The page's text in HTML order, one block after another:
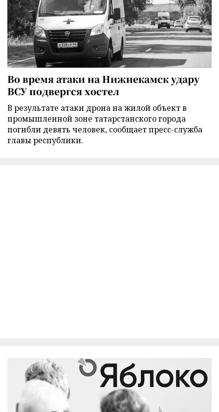
Во время атаки на Нижнекамск удару
ВСУ подвергся хостел
В результате атаки дрона на жилой объект в
промышленной зоне татарстанского города
погибли девять человек, сообщает пресс-служба
главы республики.